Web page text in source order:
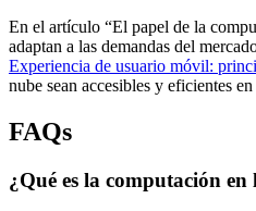
En el artículo “El papel de la
adaptan a las demandas del
Experiencia de usuario móvil:
nube sean accesibles y eficientes
FAQs
¿Qué es la computación en